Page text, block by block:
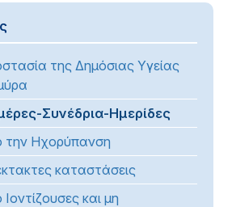
της Δημόσιας Υγείας
Συνέδρια-Ημερίδες
την Ηχορύπανση
καταστάσεις
και μη